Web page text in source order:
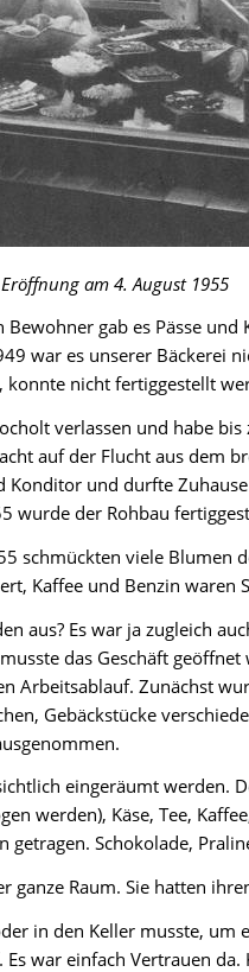
am 4. August 1955
gab es Pässe
war es unserer Bäckerei
nicht fertiggestellt
verlassen und habe
auf der Flucht aus dem
Konditor und durfte
wurde der Rohbau
schmückten viele Blumen
Kaffee und Benzin waren
aus? Es war ja zugleich
das Geschäft
Arbeitsablauf. Zunächst
Gebäckstücke
eingeräumt werden.
werden), Käse, Tee,
getragen. Schokolade,
Raum. Sie hatten
in den Keller musste,
war einfach Vertrauen